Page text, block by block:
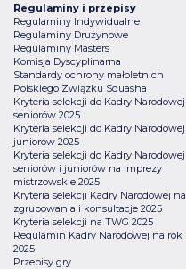
Regulaminy i przepisy
Regulaminy Indywidualne
Regulaminy Drużynowe
Regulaminy Masters
Komisja Dyscyplinarna
Standardy ochrony małoletnich
Polskiego Związku Squasha
Kryteria selekcji do Kadry Narodowej
seniorów 2025
Kryteria selekcji do Kadry Narodowej
juniorów 2025
Kryteria selekcji do Kadry Narodowej
seniorów i juniorów na imprezy
mistrzowskie 2025
Kryteria selekcji Kadry Narodowej na
zgrupowania i konsultacje 2025
Kryteria selekcji na TWG 2025
Regulamin Kadry Narodowej na rok
2025
Przepisy gry